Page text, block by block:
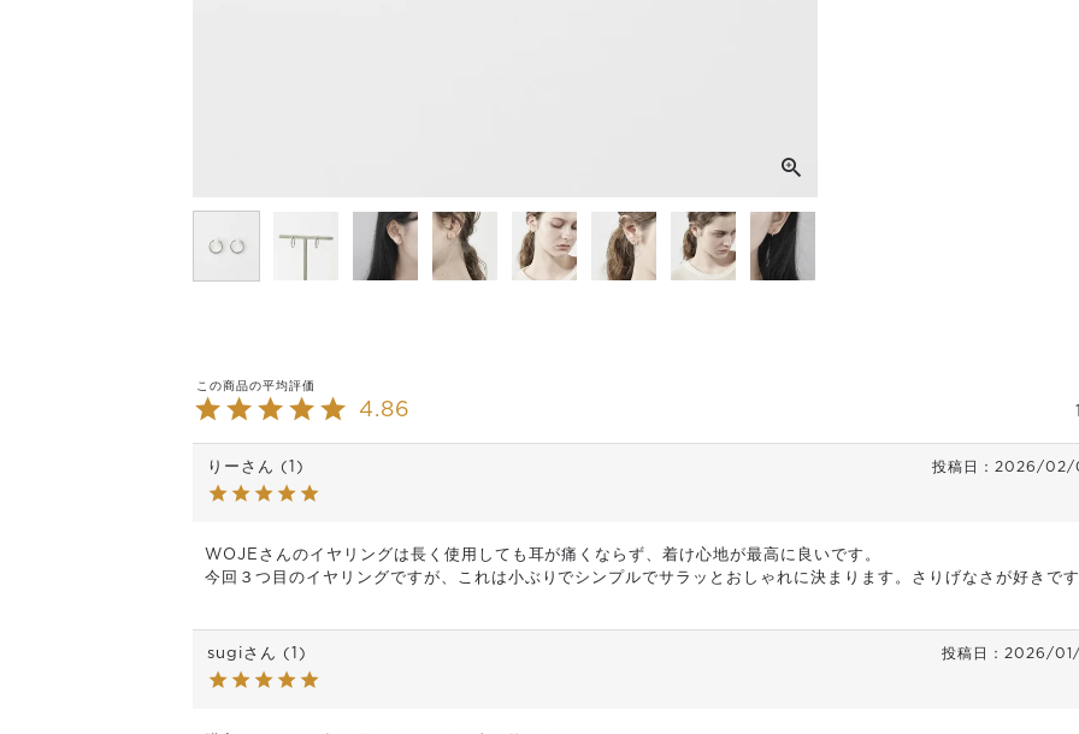
4.86
りー 1 投稿日 2026/02/
WOJEさんのイヤリングは長く使用しても耳が痛くならず、着け心地が最高に良いです。
今回３つ目のイヤリングですが、これは小ぶりでシンプルでサラッとおしゃれに決まります。さりげなさが好きです
sugi 1 投稿日 2026/01/